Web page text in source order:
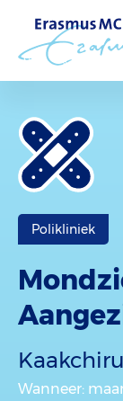
Polikliniek
Wanneer: